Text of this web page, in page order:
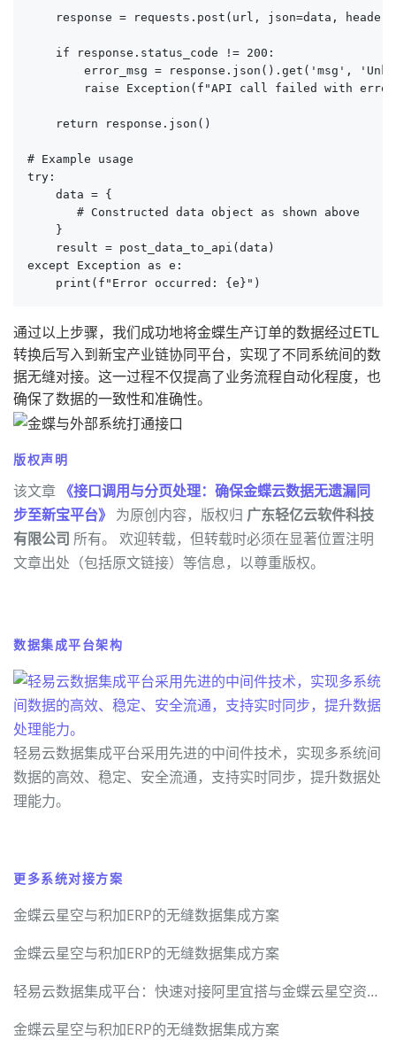
response = requests.post(url, json=data,
    if response.status_code != 200:
error_msg = response.json().get('msg',
raise Exception(f"API call failed with
    return response.json()
# Example usage
try:
    data = {
       # Constructed data object as shown above
    }
    result = post_data_to_api(data)
except Exception as e:
    print(f"Error occurred: {e}")
通过以上步骤，我们成功地将金蝶生产订单的数据经过ETL
转换后写入到新宝产业链协同平台，实现了不同系统间的数
据无缝对接。这一过程不仅提高了业务流程自动化程度，也
确保了数据的一致性和准确性。
版权声明
该文章 《接口调用与分页处理：确保金蝶云数据无遗漏同
步至新宝平台》 为原创内容，版权归 广东轻亿云软件科技
有限公司 所有。 欢迎转载，但转载时必须在显著位置注明
文章出处（包括原文链接）等信息，以尊重版权。
数据集成平台架构
轻易云数据集成平台采用先进的中间件技术，实现多系统间
数据的高效、稳定、安全流通，支持实时同步，提升数据处
理能力。
更多系统对接方案
金蝶云星空与积加ERP的无缝数据集成方案
金蝶云星空与积加ERP的无缝数据集成方案
轻易云数据集成平台：快速对接阿里宜搭与金蝶云星空资金调拨单
金蝶云星空与积加ERP的无缝数据集成方案